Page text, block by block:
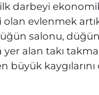
ilk darbeyi
evlenmek
salonu,
yer alan takı
büyük